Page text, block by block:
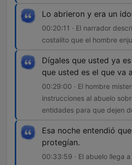
Lo abrieron y era un
00:20:11 · El narrador
costalito que el hombre
Dígales que usted ya
que usted es el que va
00:29:00 · El hombre
instrucciones al abuelo
entidades para que dejen
Esa noche entendió
protegían.
00:33:59 · El abuelo llega